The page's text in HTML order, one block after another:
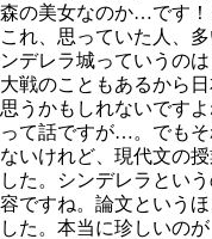
森の美女なのか…です！
これ、思っていた人、
ンデレラ城っていうの
大戦のこともあるから
思うかもしれないです
って話ですが…。でも
ないけれど、現代文の
した。シンデレラとい
容ですね。論文という
した。本当に珍しいの